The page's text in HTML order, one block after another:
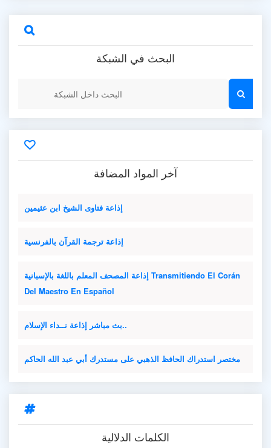
البحث في الشبكة
آخر المواد المضافة
إذاعة فتاوى الشيخ ابن عثيمين
إذاعة ترجمة القرآن بالفرنسية
إذاعة المصحف المعلم باللغة بالإسبانية Transmitiendo El Corán
Del Maestro En Español
بث مباشر إذاعة نــداء الإسلام..
مختصر استدراك الحافظ الذهبي على مستدرك أبي عبد الله الحاكم
الكلمات الدلالية